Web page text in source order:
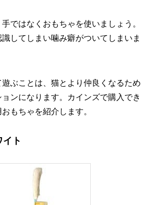
ではなくおもちゃを使いましょう。
してしまい噛み癖がついてしまいま
ぶことは、猫とより仲良くなるため
ンになります。カインズで購入でき
もちゃを紹介します。
ト